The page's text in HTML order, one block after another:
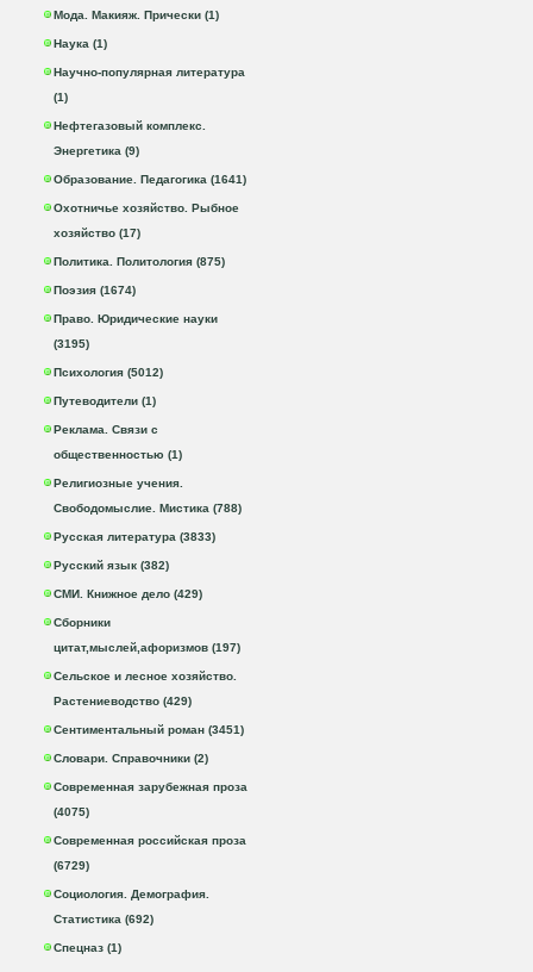
Мода. Макияж. Прически (1)
Наука (1)
Научно-популярная литература
(1)
Нефтегазовый комплекс.
Энергетика (9)
Образование. Педагогика (1641)
Охотничье хозяйство. Рыбное
хозяйство (17)
Политика. Политология (875)
Поэзия (1674)
Право. Юридические науки
(3195)
Психология (5012)
Путеводители (1)
Реклама. Связи с
общественностью (1)
Религиозные учения.
Свободомыслие. Мистика (788)
Русская литература (3833)
Русский язык (382)
СМИ. Книжное дело (429)
Сборники
цитат,мыслей,афоризмов (197)
Сельское и лесное хозяйство.
Растениеводство (429)
Сентиментальный роман (3451)
Словари. Справочники (2)
Современная зарубежная проза
(4075)
Современная российская проза
(6729)
Социология. Демография.
Статистика (692)
Спецназ (1)